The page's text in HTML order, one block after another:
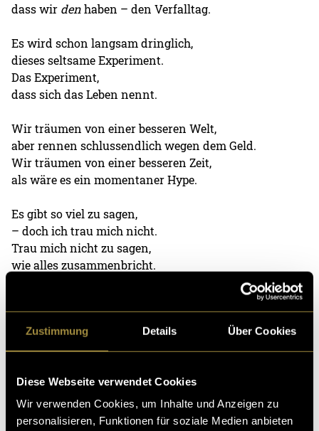
Zustimmung Details Über Cookies
Diese Webseite verwendet Cookies
Wir verwenden Cookies, um Inhalte und Anzeigen zu
personalisieren, Funktionen für soziale Medien anbieten
dass wir denhaben – den Verfalltag.
Es wird schon langsam dringlich,
dieses seltsame Experiment.
Das Experiment,
dass sich das Leben nennt.
Wir träumen von einer besseren Welt,
aber rennen schlussendlich wegen dem Geld.
Wir träumen von einer besseren Zeit,
als wäre es ein momentaner Hype.
Es gibt so viel zu sagen,
– doch ich trau mich nicht.
Trau mich nicht zu sagen,
wie alles zusammenbricht.
Pharmaindustrie boomt –
doch stopp –
Was sagt uns das?
Moment – Was? Wie? Ich?
Doch in Wahrheit…